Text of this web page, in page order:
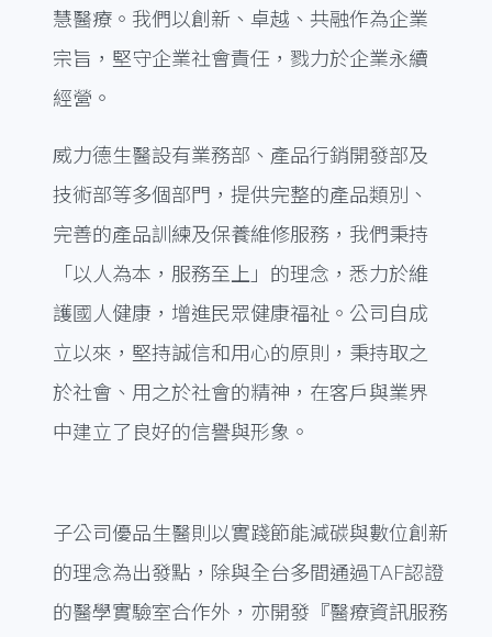
慧醫療。我們以創新、卓越、共融作為企業
宗旨，堅守企業社會責任，戮力於企業永續
經營。
威力德生醫設有業務部、產品行銷開發部及
技術部等多個部門，提供完整的產品類別、
完善的產品訓練及保養維修服務，我們秉持
「以人為本，服務至上」的理念，悉力於維
護國人健康，增進民眾健康福祉。公司自成
立以來，堅持誠信和用心的原則，秉持取之
於社會、用之於社會的精神，在客戶與業界
中建立了良好的信譽與形象。
子公司優品生醫則以實踐節能減碳與數位創新
的理念為出發點，除與全台多間通過TAF認證
的醫學實驗室合作外，亦開發『醫療資訊服務